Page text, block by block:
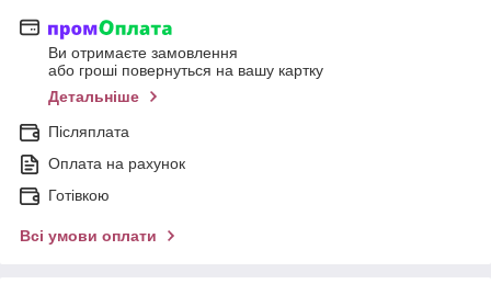
Ви отримаєте замовлення
або гроші повернуться на вашу картку
Детальніше
Післяплата
Оплата на рахунок
Готівкою
Всі умови оплати